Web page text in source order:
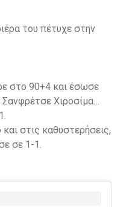
του πέτυχε στην
στο 90+4 και έσωσε
Χιροσίμα
στις καθυστερήσεις,
σε 1-1.